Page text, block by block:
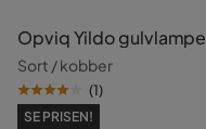
Opviq Yildo gulvlampe
Sort / kobber
(1)
SE PRISEN!